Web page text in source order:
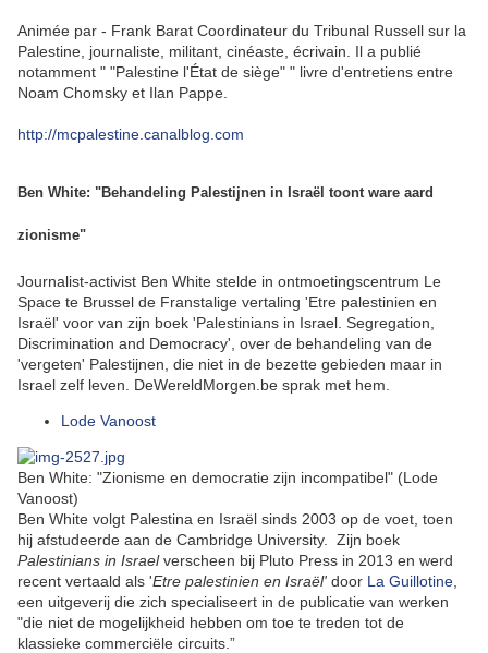
Animée par - Frank Barat Coordinateur du Tribunal Russell sur la
Palestine, journaliste, militant, cinéaste, écrivain. Il a publié
notamment " "Palestine l'État de siège" " livre d'entretiens entre
Noam Chomsky et Ilan Pappe.
http://mcpalestine.canalblog.com
Ben White: "Behandeling Palestijnen in Israël toont ware aard
zionisme"
Journalist-activist Ben White stelde in ontmoetingscentrum Le
Space te Brussel de Franstalige vertaling 'Etre palestinien en
Israël' voor van zijn boek 'Palestinians in Israel. Segregation,
Discrimination and Democracy', over de behandeling van de
'vergeten' Palestijnen, die niet in de bezette gebieden maar in
Israel zelf leven. DeWereldMorgen.be sprak met hem.
Lode Vanoost
Ben White: "Zionisme en democratie zijn incompatibel" (Lode
Vanoost)
Ben White volgt Palestina en Israël sinds 2003 op de voet, toen
hij afstudeerde aan de Cambridge University. Zijn boek
Palestinians in Israelverscheen bij Pluto Press in 2013 en werd
recent vertaald als 'Etre palestinien en Israël' door La Guillotine
een uitgeverij die zich specialiseert in de publicatie van werken
"die niet de mogelijkheid hebben om toe te treden tot de
klassieke commerciële circuits.”